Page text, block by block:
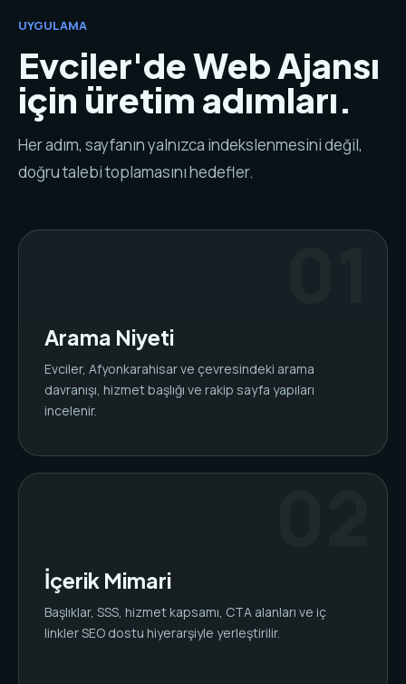
UYGULAMA
Evciler'de Web Ajansı
için üretim adımları.
Her adım, sayfanın yalnızca indekslenmesini değil,
doğru talebi toplamasını hedefler.
Arama Niyeti
Evciler, Afyonkarahisar ve çevresindeki arama
davranışı, hizmet başlığı ve rakip sayfa yapıları
incelenir.
İçerik Mimari
Başlıklar, SSS, hizmet kapsamı, CTA alanları ve iç
linkler SEO dostu hiyerarşiyle yerleştirilir.